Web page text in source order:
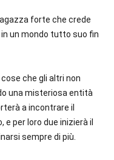
forte che crede
un mondo tutto suo fin
che gli altri non
una misteriosa entità
a incontrare il
per loro due inizierà il
sempre di più.